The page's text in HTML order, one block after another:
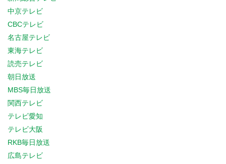
中京テレビ
CBCテレビ
名古屋テレビ
東海テレビ
読売テレビ
朝日放送
MBS毎日放送
関西テレビ
テレビ愛知
テレビ大阪
RKB毎日放送
広島テレビ